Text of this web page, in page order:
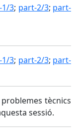
1/3; part-2/3; part-
1/3; part-2/3; part-
tècnics
sessió.